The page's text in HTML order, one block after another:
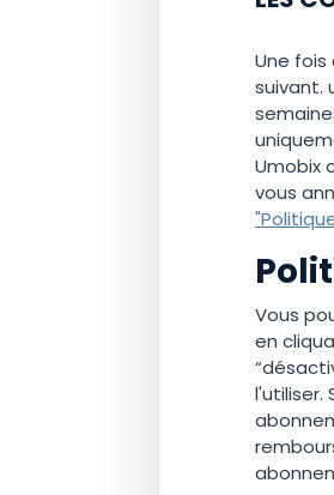
Une
suivant.
Umobix
vous
Vous
en
l'utiliser.